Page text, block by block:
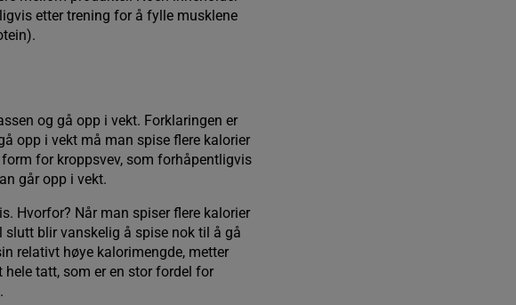
etter trening for å fylle musklene
og gå opp i vekt. Forklaringen er
opp i vekt må man spise flere kalorier
for kroppsvev, som forhåpentligvis
går opp i vekt.
Hvorfor? Når man spiser flere kalorier
blir vanskelig å spise nok til å gå
relativt høye kalorimengde, metter
tatt, som er en stor fordel for